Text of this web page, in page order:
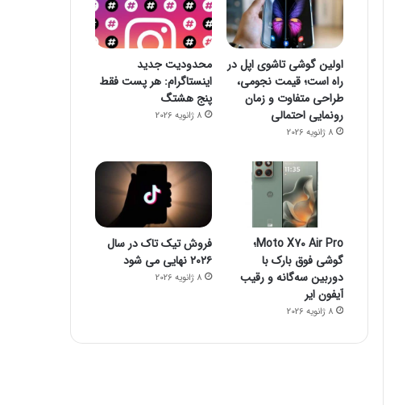
اولین گوشی تاشوی اپل در
راه است؛ قیمت نجومی،
طراحی متفاوت و زمان
رونمایی احتمالی
8 ژانویه 2026
محدودیت جدید
اینستاگرام: هر پست فقط
پنج هشتگ
8 ژانویه 2026
Moto X70 Air Pro؛
گوشی فوق بارک با
دوربین سه‌گانه و رقیب
آیفون ایر
8 ژانویه 2026
فروش تیک تاک در سال
۲۰۲۶ نهایی می شود
8 ژانویه 2026